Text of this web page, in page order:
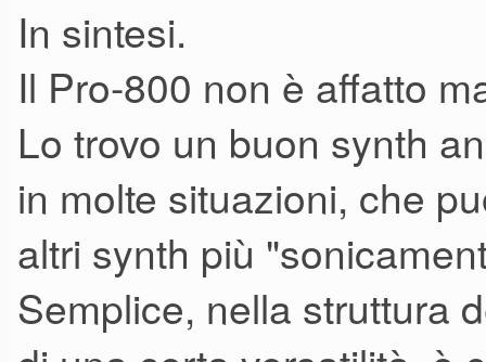
Grande pregio (opinione
Il suono, il suono nudo e
Gli effetti si possono
Magari un buon distorsore
Non avendo la "spinta" di
compressore "tipo 1176"
In sintesi.
Il Pro-800 non è affatto
Lo trovo un buon synth
in molte situazioni, che
altri synth più
Semplice, nella struttura